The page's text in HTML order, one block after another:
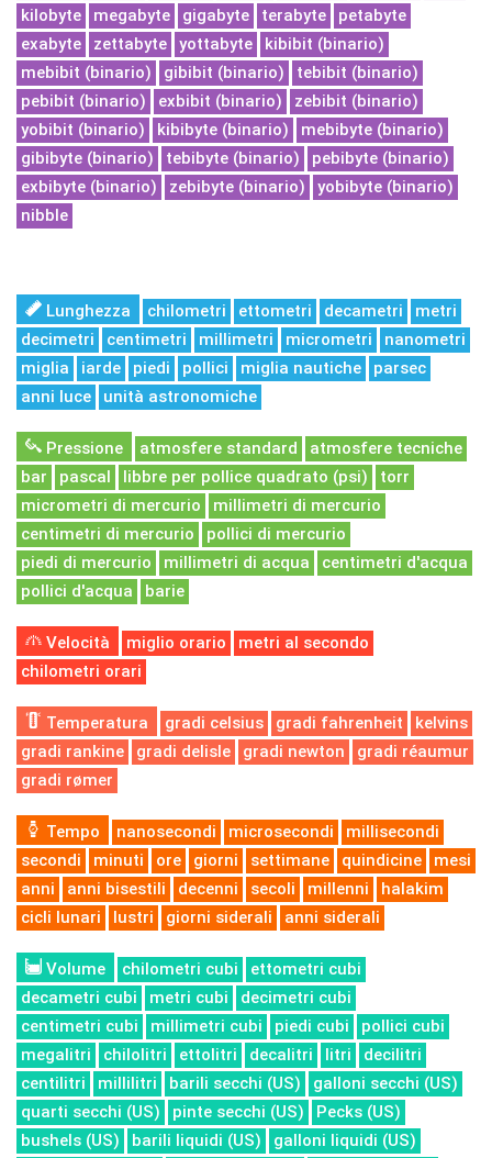
kilobyte
megabyte gigabyte terabyte
petabyte
exabyte
zettabyte yottabyte
kibibit (binario)
mebibit (binario)
gibibit (binario)
tebibit (binario)
pebibit (binario)
exbibit (binario)
zebibit (binario)
yobibit (binario)
kibibyte (binario)
mebibyte (binario)
gibibyte (binario)
tebibyte (binario)
pebibyte (binario)
exbibyte (binario)
zebibyte (binario)
yobibyte (binario)
nibble
Lunghezza chilometri ettometri decametri
metri
decimetri
centimetri millimetri micrometri
nanometri
miglia
iarde piedi pollici miglia nautiche
parsec
anni luce
unità astronomiche
Pressione atmosfere standard
atmosfere tecniche
bar
pascal libbre per pollice quadrato (psi)
torr
micrometri di mercurio
millimetri di mercurio
centimetri di mercurio
pollici di mercurio
piedi di mercurio
millimetri di acqua
centimetri d'acqua
pollici d'acqua
barie
Velocità miglio orario
metri al secondo
chilometri orari
Temperatura gradi celsius gradi fahrenheit
kelvins
gradi rankine
gradi delisle gradi newton
gradi réaumur
gradi rømer
Tempo nanosecondi microsecondi
millisecondi
secondi
minuti ore giorni settimane quindicine
mesi
anni
anni bisestili decenni secoli millenni
halakim
cicli lunari
lustri giorni siderali anni siderali
Volume chilometri cubi
ettometri cubi
decametri cubi
metri cubi
decimetri cubi
centimetri cubi
millimetri cubi piedi cubi
pollici cubi
megalitri
chilolitri ettolitri decalitri litri
decilitri
centilitri
millilitri barili secchi (US)
galloni secchi (US)
quarti secchi (US)
pinte secchi (US)
Pecks (US)
bushels (US)
barili liquidi (US)
galloni liquidi (US)